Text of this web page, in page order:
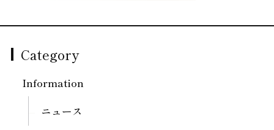
Category
Information
ニュース